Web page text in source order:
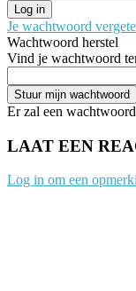
Je wachtwoord
Wachtwoord herstel
Vind je wachtwoord
Er zal een
LAAT EEN
Log in om een